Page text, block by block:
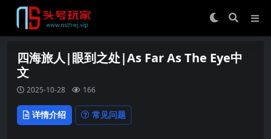
四海旅人|眼到之处|As Far As The Eye中
文
2025-10-28 166
详情介绍 常见问题